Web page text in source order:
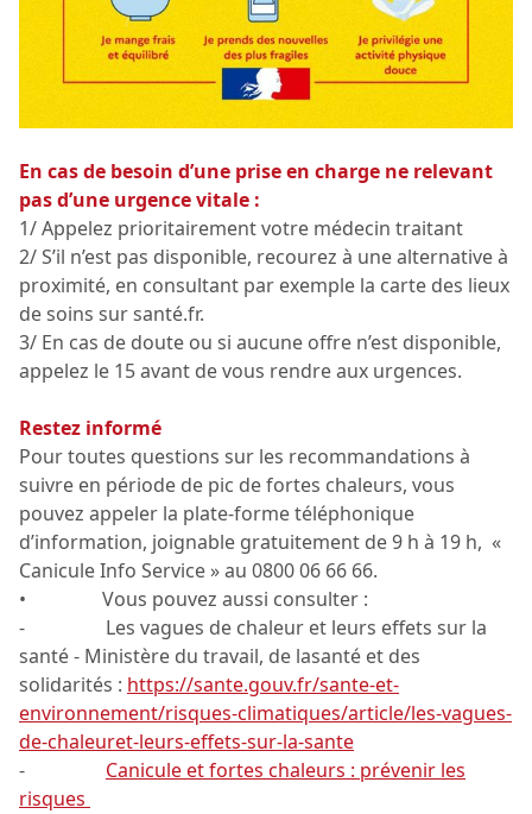
En cas de besoin d’une prise en charge ne relevant
pas d’une urgence vitale :
1/ Appelez prioritairement votre médecin traitant
2/ S’il n’est pas disponible, recourez à une alternative à
proximité, en consultant par exemple la carte des lieux
de soins sur santé.fr.
3/ En cas de doute ou si aucune offre n’est disponible,
appelez le 15 avant de vous rendre aux urgences.
Restez informé
Pour toutes questions sur les recommandations à
suivre en période de pic de fortes chaleurs, vous
pouvez appeler la plate-forme téléphonique
d’information, joignable gratuitement de 9 h à 19 h, «
Canicule Info Service » au 0800 06 66 66.
• Vous pouvez aussi consulter :
- Les vagues de chaleur et leurs effets sur la
santé - Ministère du travail, de lasanté et des
solidarités : https://sante.gouv.fr/sante-et-
environnement/risques-climatiques/article/les-vagues-
de-chaleuret-leurs-effets-sur-la-sante
- Canicule et fortes chaleurs : prévenir les
risques